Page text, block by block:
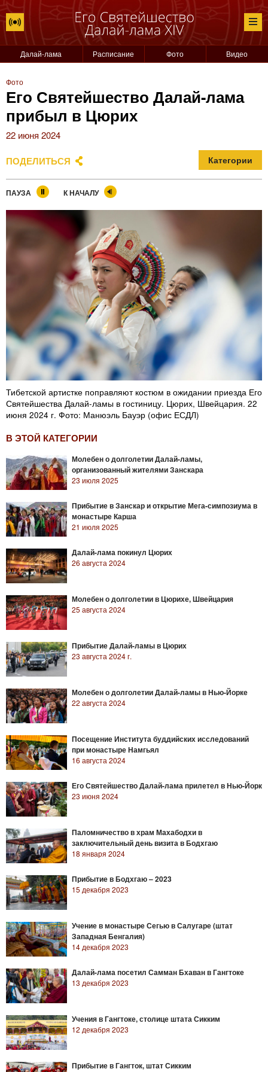
Далай-лама Расписание Фото Видео
Фото
Его Святейшество Далай-лама
прибыл в Цюрих
22 июня 2024
ПОДЕЛИТЬСЯ Категории
ПАУЗА К НАЧАЛУ
Тибетской артистке поправляют костюм в ожидании приезда Его
Святейшества Далай-ламы в гостиницу. Цюрих, Швейцария. 22
июня 2024 г. Фото: Манюэль Бауэр (офис ЕСДЛ)
В ЭТОЙ КАТЕГОРИИ
Молебен о долголетии Далай-ламы,
организованный жителями Занскара
23 июля 2025
Прибытие в Занскар и открытие Мега-симпозиума в
монастыре Карша
21 июля 2025
Далай-лама покинул Цюрих
26 августа 2024
Молебен о долголетии в Цюрихе, Швейцария
25 августа 2024
Прибытие Далай-ламы в Цюрих
23 августа 2024 г.
Молебен о долголетии Далай-ламы в Нью-Йорке
22 августа 2024
Посещение Института буддийских исследований
при монастыре Намгьял
16 августа 2024
Его Святейшество Далай-лама прилетел в Нью-Йорк
23 июня 2024
Паломничество в храм Махабодхи в
заключительный день визита в Бодхгаю
18 января 2024
Прибытие в Бодхгаю – 2023
15 декабря 2023
Учение в монастыре Сегью в Салугаре (штат
Западная Бенгалия)
14 декабря 2023
Далай-лама посетил Самман Бхаван в Гангтоке
13 декабря 2023
Учения в Гангтоке, столице штата Сикким
12 декабря 2023
Прибытие в Гангток, штат Сикким